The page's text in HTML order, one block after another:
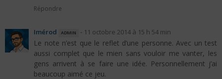
Répondre
Imérod admin - 11 octobre 2014 à 15 h 54 min
Le note n’est que le reflet d’une personne. Avec un test
aussi complet que le mien sans vouloir me vanter, les
gens arrivent à se faire une idée. Personnellement j’ai
beaucoup aimé ce jeu.